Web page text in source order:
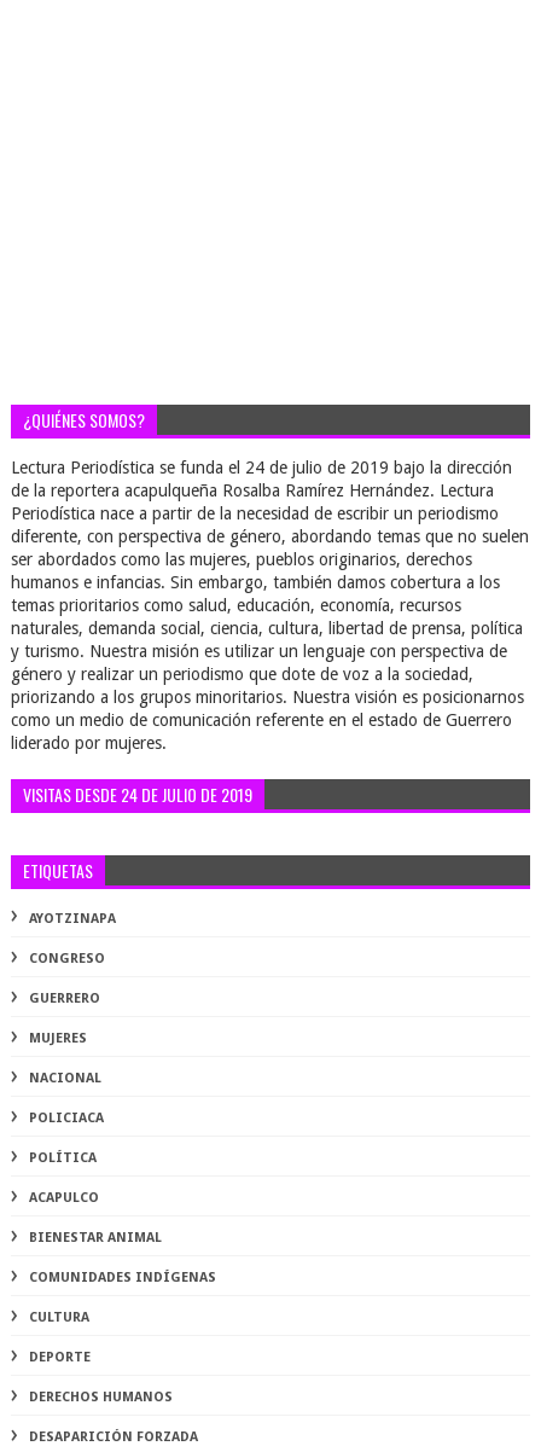
¿QUIÉNES SOMOS?
Lectura Periodística se funda el 24 de julio de 2019 bajo la dirección
de la reportera acapulqueña Rosalba Ramírez Hernández. Lectura
Periodística nace a partir de la necesidad de escribir un periodismo
diferente, con perspectiva de género, abordando temas que no suelen
ser abordados como las mujeres, pueblos originarios, derechos
humanos e infancias. Sin embargo, también damos cobertura a los
temas prioritarios como salud, educación, economía, recursos
naturales, demanda social, ciencia, cultura, libertad de prensa, política
y turismo. Nuestra misión es utilizar un lenguaje con perspectiva de
género y realizar un periodismo que dote de voz a la sociedad,
priorizando a los grupos minoritarios. Nuestra visión es posicionarnos
como un medio de comunicación referente en el estado de Guerrero
liderado por mujeres.
VISITAS DESDE 24 DE JULIO DE 2019
ETIQUETAS
AYOTZINAPA
CONGRESO
GUERRERO
MUJERES
NACIONAL
POLICIACA
POLÍTICA
ACAPULCO
BIENESTAR ANIMAL
COMUNIDADES INDÍGENAS
CULTURA
DEPORTE
DERECHOS HUMANOS
DESAPARICIÓN FORZADA